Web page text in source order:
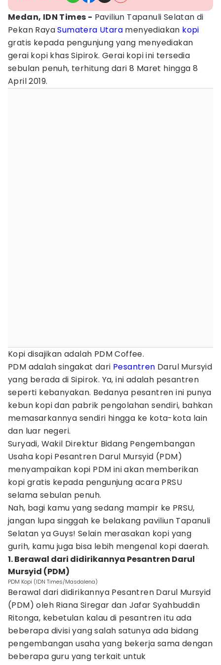
Medan, IDN Times - Paviliun Tapanuli Selatan di
Pekan RayaSumatera Utara menyediakan kopi
gratis kepada pengunjung yang menyediakan
gerai kopi khas Sipirok. Gerai kopi ini tersedia
sebulan penuh, terhitung dari 8 Maret hingga 8
April 2019.
Kopi disajikan adalah PDM Coffee.
PDM adalah singakat dari Pesantren Darul Mursyid
yang berada di Sipirok. Ya, ini adalah pesantren
seperti kebanyakan. Bedanya pesantren ini punya
kebun kopi dan pabrik pengolahan sendiri, bahkan
memasarkannya sendiri hingga ke kota-kota lain
dan luar negeri.
Suryadi, Wakil Direktur Bidang Pengembangan
Usaha kopi Pesantren Darul Mursyid (PDM)
menyampaikan kopi PDM ini akan memberikan
kopi gratis kepada pengunjung acara PRSU
selama sebulan penuh.
Nah, bagi kamu yang sedang mampir ke PRSU,
jangan lupa singgah ke belakang paviliun Tapanuli
Selatan ya Guys! Selain merasakan kopi yang
gurih, kamu juga bisa lebih mengenal kopi daerah.
1. Berawal dari didirikannya Pesantren Darul
Mursyid (PDM)
PDM Kopi (IDN Times/Masdalena)
Berawal dari didirikannya Pesantren Darul Mursyid
(PDM) oleh Riana Siregar dan Jafar Syahbuddin
Ritonga, kebetulan kalau di pesantren itu ada
beberapa divisi yang salah satunya ada bidang
pengembangan usaha yang bekerja sama dengan
beberapa guru yang terkait untuk